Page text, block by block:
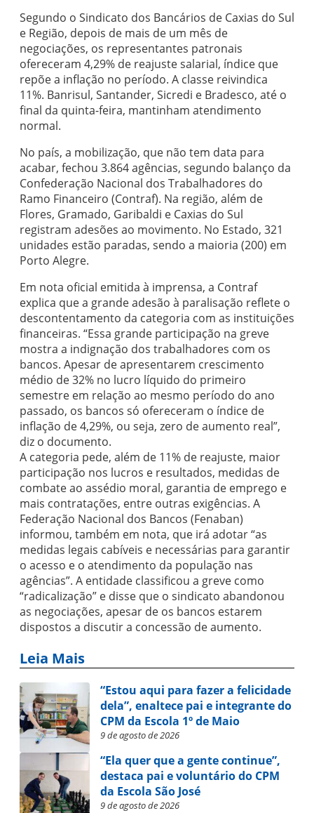
Segundo o Sindicato dos Bancários de Caxias do Sul
e Região, depois de mais de um mês de
negociações, os representantes patronais
ofereceram 4,29% de reajuste salarial, índice que
repõe a inflação no período. A classe reivindica
11%. Banrisul, Santander, Sicredi e Bradesco, até o
final da quinta-feira, mantinham atendimento
normal.
No país, a mobilização, que não tem data para
acabar, fechou 3.864 agências, segundo balanço da
Confederação Nacional dos Trabalhadores do
Ramo Financeiro (Contraf). Na região, além de
Flores, Gramado, Garibaldi e Caxias do Sul
registram adesões ao movimento. No Estado, 321
unidades estão paradas, sendo a maioria (200) em
Porto Alegre.
Em nota oficial emitida à imprensa, a Contraf
explica que a grande adesão à paralisação reflete o
descontentamento da categoria com as instituições
financeiras. “Essa grande participação na greve
mostra a indignação dos trabalhadores com os
bancos. Apesar de apresentarem crescimento
médio de 32% no lucro líquido do primeiro
semestre em relação ao mesmo período do ano
passado, os bancos só ofereceram o índice de
inflação de 4,29%, ou seja, zero de aumento real”,
diz o documento.
A categoria pede, além de 11% de reajuste, maior
participação nos lucros e resultados, medidas de
combate ao assédio moral, garantia de emprego e
mais contratações, entre outras exigências. A
Federação Nacional dos Bancos (Fenaban)
informou, também em nota, que irá adotar “as
medidas legais cabíveis e necessárias para garantir
o acesso e o atendimento da população nas
agências”. A entidade classificou a greve como
“radicalização” e disse que o sindicato abandonou
as negociações, apesar de os bancos estarem
dispostos a discutir a concessão de aumento.
Leia Mais
“Estou aqui para fazer a felicidade
dela”, enaltece pai e integrante do
CPM da Escola 1º de Maio
9 de agosto de 2026
“Ela quer que a gente continue”,
destaca pai e voluntário do CPM
da Escola São José
9 de agosto de 2026